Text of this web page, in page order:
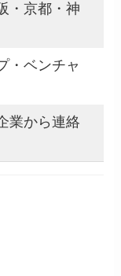
・京都・神
・ベンチャ
業から連絡